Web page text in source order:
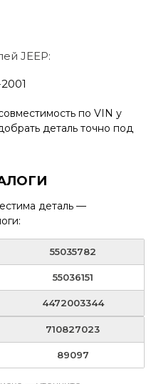
JEEP:
по VIN у
деталь точно под
деталь —
55035782
55036151
4472003344
710827023
89097